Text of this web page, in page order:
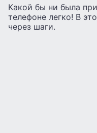
Какой бы ни была
телефоне легко! В
через шаги.